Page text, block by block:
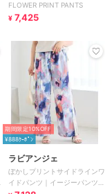
FLOWER PRINT PANTS
¥ 7,425
期間限定10%OFF
¥888ｸｰﾎﾟﾝ
ラビアンジェ
ぼかしプリントサイドラインワ
イドパンツ｜イージーパンツ/